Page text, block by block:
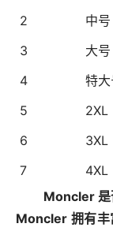
2
中号
3
大号
4
特大
5
2XL
6
3XL
7
4XL
Moncler
Moncler 拥有丰